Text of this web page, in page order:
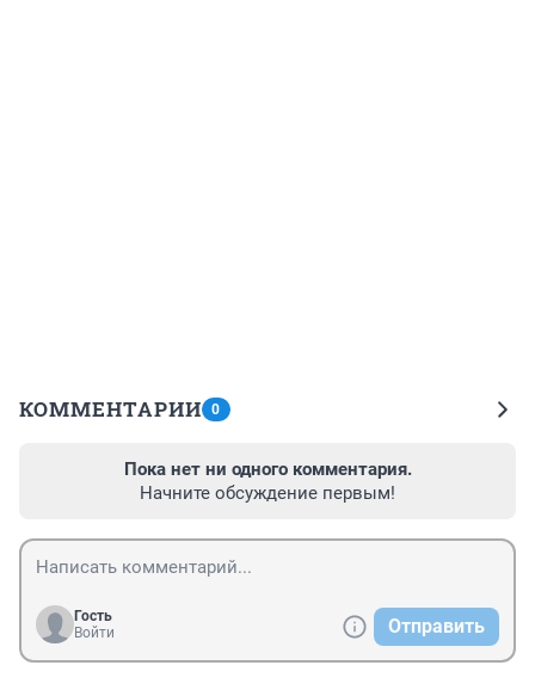
КОММЕНТАРИИ 0
Пока нет ни одного комментария.
Начните обсуждение первым!
Гость
Войти
Отправить